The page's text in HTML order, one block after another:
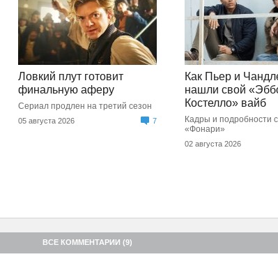
Ловкий плут готовит
финальную аферу
Сериал продлен на третий сезон
05 августа 2026 7
Как Пьер и
нашли свой
Костелло» вайб
Кадры и подробности
«Фонари»
02 августа 2026
ВСЕ КОММЕНТАРИИ (9)